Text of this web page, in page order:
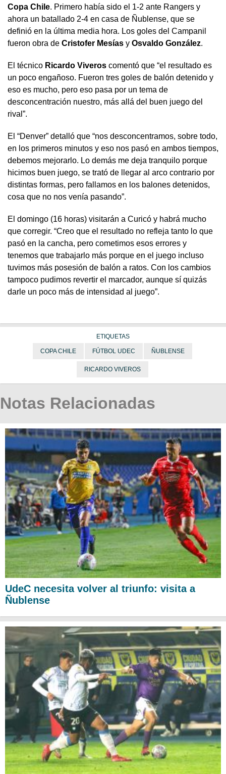
Copa Chile. Primero había sido el 1-2 ante Rangers y
ahora un batallado 2-4 en casa de Ñublense, que se
definió en la última media hora. Los goles del Campanil
fueron obra de Cristofer Mesías y Osvaldo González.
El técnico Ricardo Viveros comentó que “el resultado es
un poco engañoso. Fueron tres goles de balón detenido y
eso es mucho, pero eso pasa por un tema de
desconcentración nuestro, más allá del buen juego del
rival”.
El “Denver” detalló que “nos desconcentramos, sobre todo,
en los primeros minutos y eso nos pasó en ambos tiempos,
debemos mejorarlo. Lo demás me deja tranquilo porque
hicimos buen juego, se trató de llegar al arco contrario por
distintas formas, pero fallamos en los balones detenidos,
cosa que no nos venía pasando”.
El domingo (16 horas) visitarán a Curicó y habrá mucho
que corregir. “Creo que el resultado no refleja tanto lo que
pasó en la cancha, pero cometimos esos errores y
tenemos que trabajarlo más porque en el juego incluso
tuvimos más posesión de balón a ratos. Con los cambios
tampoco pudimos revertir el marcador, aunque sí quizás
darle un poco más de intensidad al juego”.
ETIQUETAS
COPA CHILE FÚTBOL UDEC ÑUBLENSE
RICARDO VIVEROS
Notas Relacionadas
UdeC necesita volver al triunfo: visita a
Ñublense